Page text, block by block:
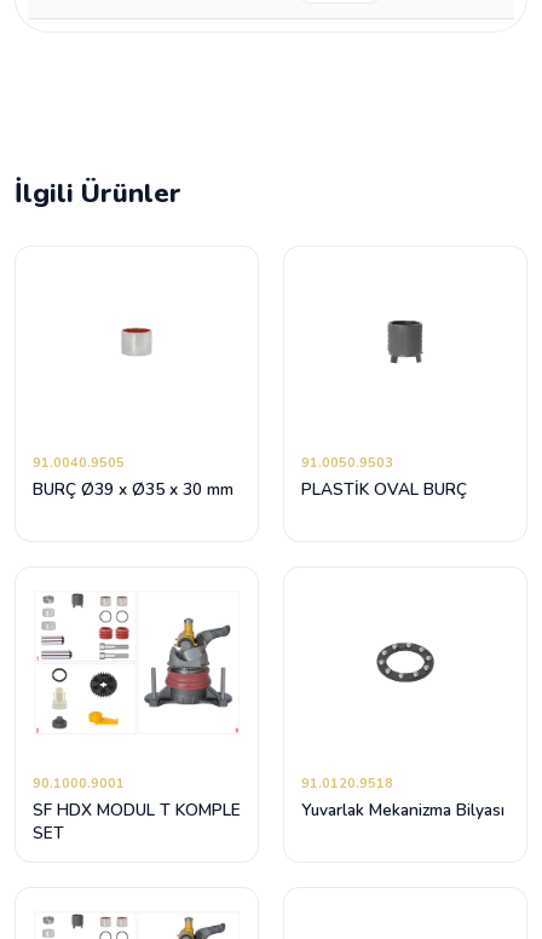
İlgili Ürünler
91.0040.9505
BURÇ Ø39 x Ø35 x 30 mm
91.0050.9503
PLASTİK OVAL BURÇ
90.1000.9001
SF HDX MODUL T KOMPLE
SET
91.0120.9518
Yuvarlak Mekanizma Bilyası